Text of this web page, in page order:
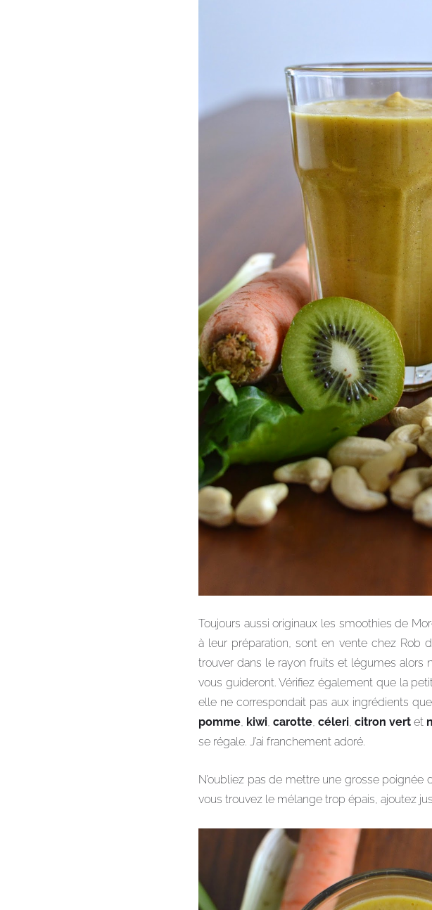
Toujours aussi originaux les smoothies de
à leur préparation, sont en vente chez Rob
trouver dans le rayon fruits et légumes alors
vous guideront. Vérifiez également que la
elle ne correspondait pas aux ingrédients
pomme, kiwi,carotte,céleri,citron vertet
se régale. J’ai franchement adoré.
N’oubliez pas de mettre une grosse
vous trouvez le mélange trop épais, ajoutez